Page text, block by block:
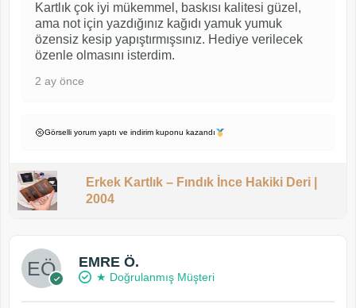
Kartlık çok iyi mükemmel, baskısı kalitesi güzel,
ama not için yazdığınız kağıdı yamuk yumuk
özensiz kesip yapıştırmışsınız. Hediye verilecek
özenle olmasını isterdim.
2 ay önce
Görselli yorum yaptı ve indirim kuponu kazandı
Erkek Kartlık – Fındık İnce Hakiki Deri |
2004
EMRE Ö.
★ Doğrulanmış Müşteri